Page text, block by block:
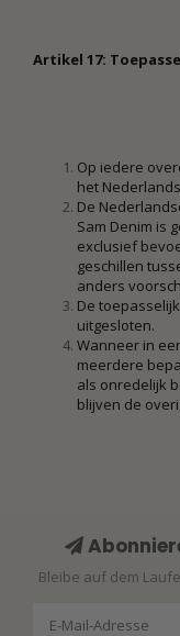
Artikel 17:
Op iedere
het
De
Sam Denim is
exclusief
geschillen
anders
De
uitgesloten.
Wanneer in
meerdere
als onredelijk
blijven de
Bleibe auf dem